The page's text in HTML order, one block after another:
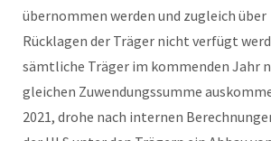
übernommen werden und zugleich
Rücklagen der Träger nicht verfügt
sämtliche Träger im kommenden Jahr
gleichen Zuwendungssumme
2021, drohe nach internen